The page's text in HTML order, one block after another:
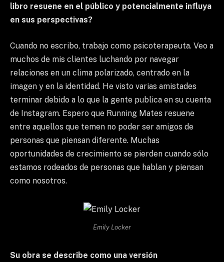
libro resuene en el público y potencialmente influya
en sus perspectivas?
Cuando no escribo, trabajo como psicoterapeuta. Veo a
muchos de mis clientes luchando por navegar
relaciones en un clima polarizado, centrado en la
imagen y en la identidad. He visto varias amistades
terminar debido a lo que la gente publica en su cuenta
de Instagram. Espero que Running Mates resuene
entre aquellos que temen no poder ser amigos de
personas que piensan diferente. Muchas
oportunidades de crecimiento se pierden cuando sólo
estamos rodeados de personas que hablan y piensan
como nosotros.
Emily Locker
Su obra se describe como una versión